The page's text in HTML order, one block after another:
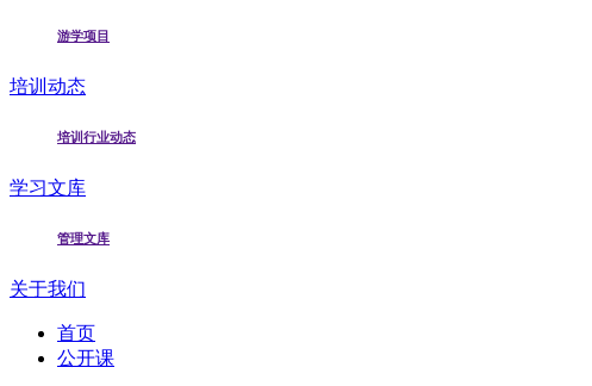
游学项目
培训动态
培训行业动态
学习文库
管理文库
关于我们
首页
公开课